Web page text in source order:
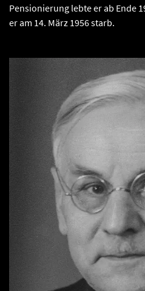
Pensionierung lebte er ab Ende
er am 14. März 1956 starb.